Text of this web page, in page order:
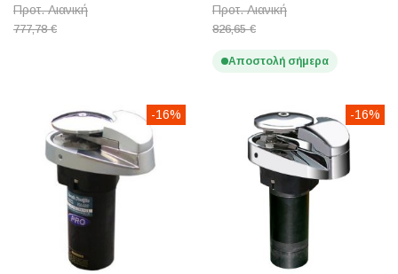
Προτ. Λιανική
777,78 €
Προτ. Λιανική
826,65 €
Αποστολή σήμερα
-16% -16%